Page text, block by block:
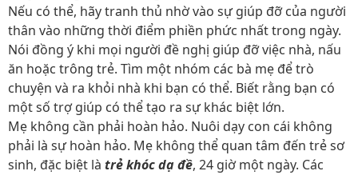
Nếu có thể, hãy tranh thủ nhờ vào sự giúp đỡ của người
thân vào những thời điểm phiền phức nhất trong ngày.
Nói đồng ý khi mọi người đề nghị giúp đỡ việc nhà, nấu
ăn hoặc trông trẻ. Tìm một nhóm các bà mẹ để trò
chuyện và ra khỏi nhà khi bạn có thể. Biết rằng bạn có
một số trợ giúp có thể tạo ra sự khác biệt lớn.
Mẹ không cần phải hoàn hảo. Nuôi dạy con cái không
phải là sự hoàn hảo. Mẹ không thể quan tâm đến trẻ sơ
sinh, đặc biệt là trẻ khóc dạ đề, 24 giờ một ngày. Các